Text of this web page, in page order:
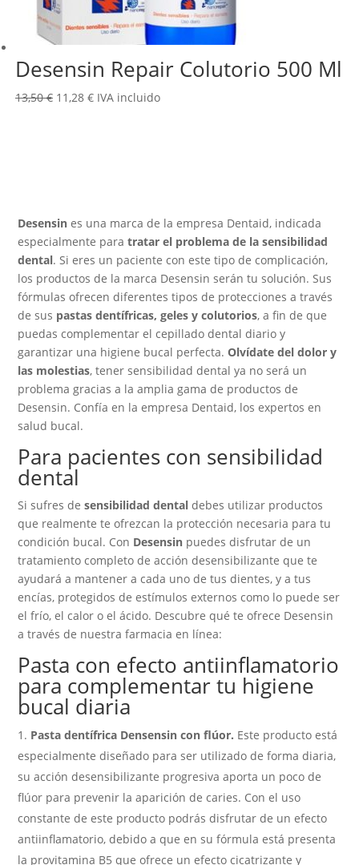
Desensin Repair Colutorio 500 Ml
13,50€ El
11,28 €ElIVA incluido
Desensin es una marca de la empresa Dentaid, indicada
especialmente paratratar el problema de la sensibilidad
dental. Si eres un paciente con este tipo de complicación,
los productos de la marca Desensin serán tu solución. Sus
fórmulas ofrecen diferentes tipos de protecciones a través
de sus pastas dentífricas, geles y colutorios, a fin de que
puedas complementar el cepillado dental diario y
garantizar una higiene bucal perfecta.Olvídate del dolor y
las molestias, tener sensibilidad dental ya no será un
problema gracias a la amplia gama de productos de
Desensin. Confía en la empresa Dentaid, los expertos en
salud bucal.
Para pacientes con sensibilidad
dental
Si sufres desensibilidad dental debes utilizar productos
que realmente te ofrezcan la protección necesaria para tu
condición bucal. Con Desensin puedes disfrutar de un
tratamiento completo de acción desensibilizante que te
ayudará a mantener a cada uno de tus dientes, y a tus
encías, protegidos de estímulos externos como lo puede ser
el frío, el calor o el ácido. Descubre qué te ofrece Desensin
a través de nuestra farmacia en línea:
Pasta con efecto antiinflamatorio
para complementar tu higiene
bucal diaria
Pasta dentífrica Densensin con flúor. Este producto está
especialmente diseñado para ser utilizado de forma diaria,
su acción desensibilizante progresiva aporta un poco de
flúor para prevenir la aparición de caries. Con el uso
constante de este producto podrás disfrutar de un efecto
antiinflamatorio, debido a que en su fórmula está presenta
la provitamina B5 que ofrece un efecto cicatrizante y